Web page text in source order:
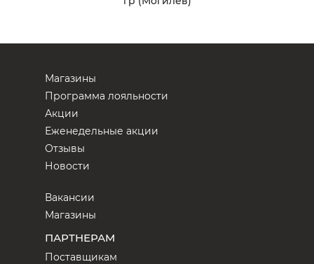
Магазины
Программа лояльности
Акции
Еженедельные акции
Отзывы
Новости
Вакансии
Магазины
ПАРТНЕРАМ
Поставщикам